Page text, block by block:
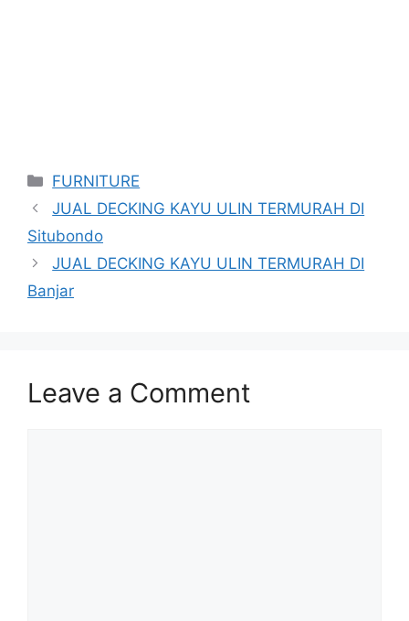
Categories
FURNITURE
JUAL DECKING KAYU ULIN TERMURAH DI
Situbondo
JUAL DECKING KAYU ULIN TERMURAH DI
Banjar
Leave a Comment